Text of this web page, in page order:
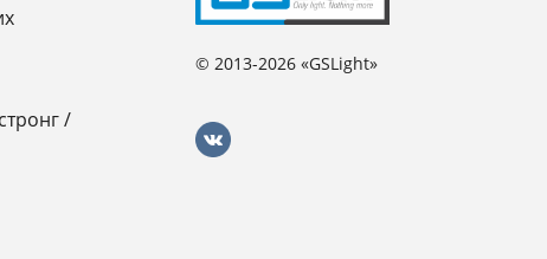
/
© 2013-2026 «GSLight»